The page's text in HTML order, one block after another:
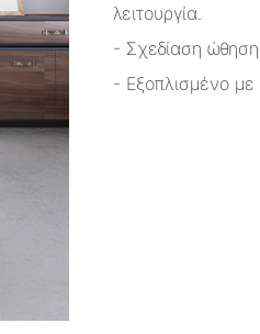
λειτουργία.
- Σχεδίαση
- Εξοπλισμένο